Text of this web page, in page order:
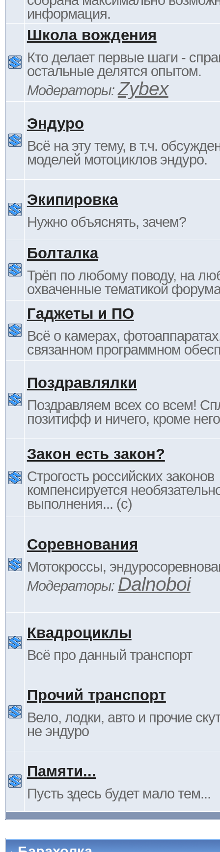
информация.
Школа вождения
Кто делает первые шаги -
остальные делятся опытом.
Модераторы:Zybex
Эндуро
Всё на эту тему, в т.ч.
моделей мотоциклов эндуро.
Экипировка
Нужно объяснять, зачем?
Болталка
Трёп по любому поводу, на
охваченные тематикой
Гаджеты и ПО
Всё о камерах,
связанном программном
Поздравлялки
Поздравляем всех со всем!
позитифф и ничего, кроме
Закон есть закон?
Строгость российских законов
компенсируется
выполнения... (c)
Соревнования
Мотокроссы,
Модераторы: Dalnoboi
Квадроциклы
Всё про данный транспорт
Прочий транспорт
Вело, лодки, авто и прочие
не эндуро
Памяти...
Пусть здесь будет мало тем...